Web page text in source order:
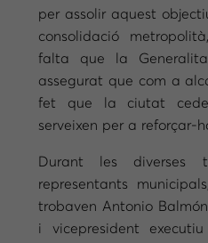
per assolir aquest
consolidació
falta que la
assegurat que com a
fet que la ciutat
serveixen per a reforçar-
Durant les diverses
representants
trobaven Antonio
i vicepresident executiu